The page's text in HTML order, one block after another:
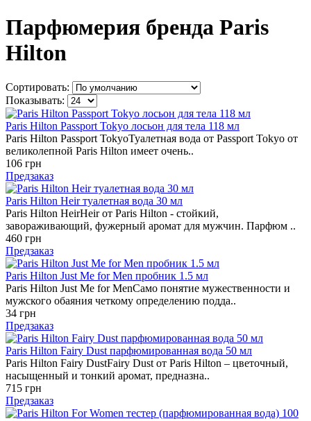
Парфюмерия бренда Paris
Hilton
Сортировать:
Показывать:
Paris Hilton Passport Tokyo лосьон для тела 118 мл
Paris Hilton Passport TokyoТуалетная вода от Passport Tokyo от
великолепной Paris Hilton имеет очень..
106 грн
Предзаказ
Paris Hilton Heir туалетная вода 30 мл
Paris Hilton HeirHeir от Paris Hilton - стойкий,
завораживающий, фужерный аромат для мужчин. Парфюм ..
460 грн
Предзаказ
Paris Hilton Just Me for Men пробник 1.5 мл
Paris Hilton Just Me for MenСамо понятие мужественности и
мужского обаяния четкому определению подда..
34 грн
Предзаказ
Paris Hilton Fairy Dust парфюмированная вода 50 мл
Paris Hilton Fairy DustFairy Dust от Paris Hilton – цветочный,
насыщенный и тонкий аромат, предназна..
715 грн
Предзаказ